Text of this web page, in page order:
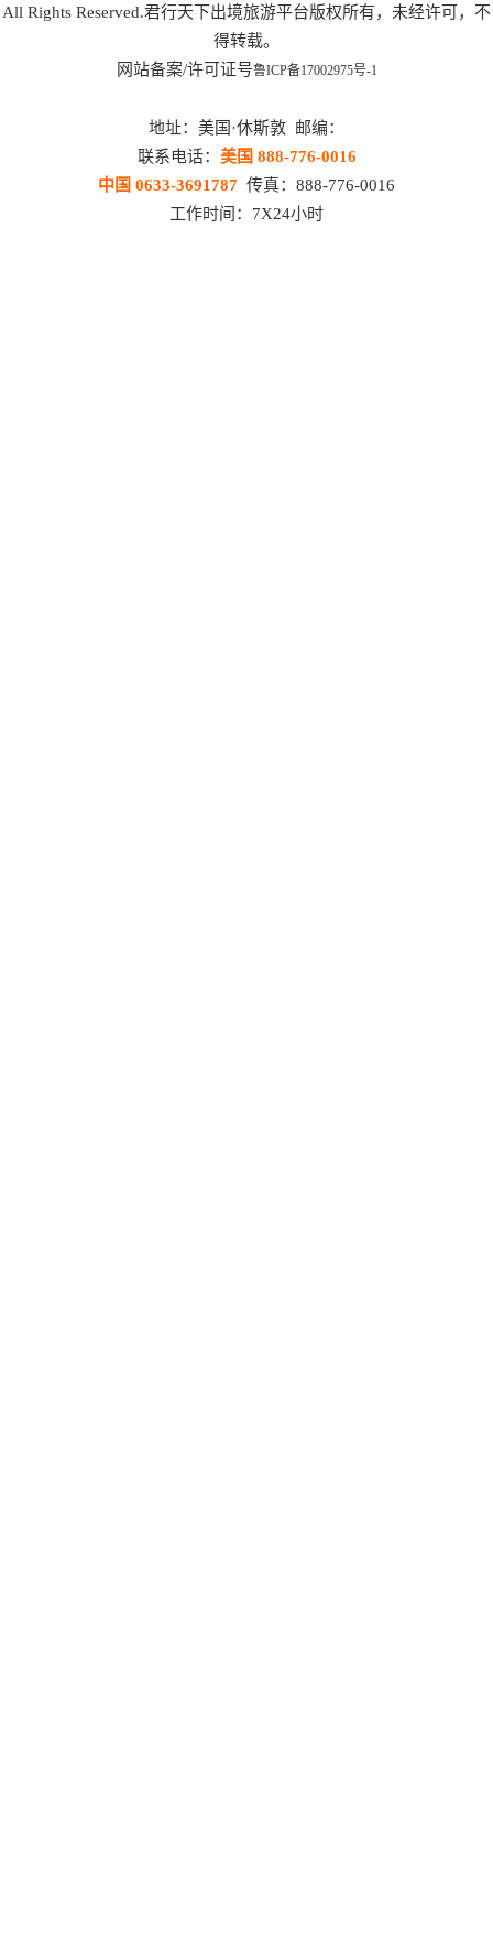
All Rights Reserved.君行天下出境旅游平台版权所有，未经许可，不
得转载。
网站备案/许可证号鲁ICP备17002975号-1
地址：美国·休斯敦 邮编：
联系电话： 美国 888-776-0016
中国 0633-3691787 传真：888-776-0016
工作时间：7X24小时